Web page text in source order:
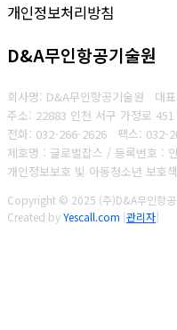
개인정보처리방침
D&A무인항공기술원
회사명: D&A무인항공기술원 대
주소: 22883 인천 서구 가정로
전화: 032-266-2626
팩스: 032-
제호명 : 글로벌잡스 / 등록번호 :
개인정보보호 빛 아동청소년 보호
Copyright © 2025 (주)D&A무인항
Created byYescall.com [관리자]